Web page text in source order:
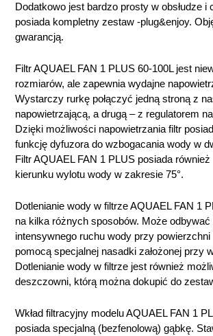
Dodatkowo jest bardzo prosty w obsłudze i
posiada kompletny zestaw -plug&enjoy.
gwarancją.
Filtr AQUAEL FAN 1 PLUS 60-100L jest
rozmiarów, ale zapewnia wydajne
Wystarczy rurkę połączyć jedną stroną z
napowietrzającą, a drugą – z regulatorem
Dzięki możliwości napowietrzania filtr
funkcję dyfuzora do wzbogacania wody w
Filtr AQUAEL FAN 1 PLUS posiada również
kierunku wylotu wody w zakresie 75°.
Dotlenianie wody w filtrze AQUAEL FAN 1
na kilka różnych sposobów. Może
intensywnego ruchu wody przy powierzchni
pomocą specjalnej nasadki założonej przy
Dotlenianie wody w filtrze jest również
deszczowni, którą można dokupić do
Wkład filtracyjny modelu AQUAEL FAN 1
posiada specjalną (bezfenolową) gąbkę.